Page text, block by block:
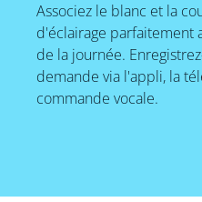
Associez le blanc et la
d'éclairage parfaitement
de la journée.
demande via l'appli, la
commande vocale.